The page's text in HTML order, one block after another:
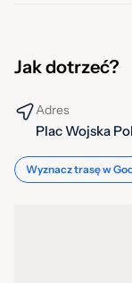
Jak dotrzeć?
Adres
Plac Wojska
Wyznacz trasę w